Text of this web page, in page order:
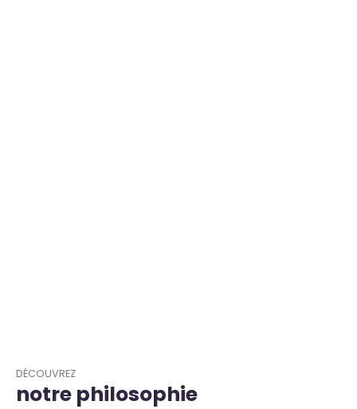
DÉCOUVREZ
notre philosophie